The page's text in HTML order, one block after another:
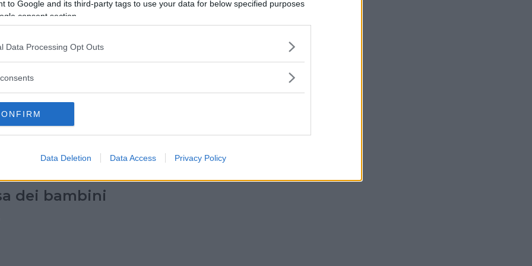
to Google and its third-party tags to use your data for below specified purposes
consent section.
Data Processing Opt Outs
Data Deletion Data Access Privacy Policy
di Sabrina
dei bambini